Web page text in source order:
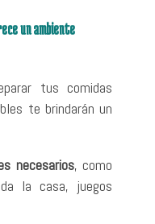
un ambiente
tus comidas
te brindarán un
necesarios, como
la casa, juegos